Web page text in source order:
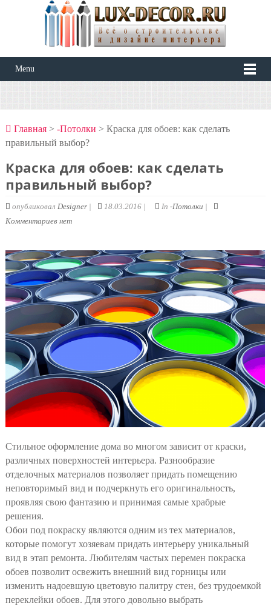
Menu
Главная> -Потолки > Краска для обоев: как сделать
правильный выбор?
Краска для обоев: как сделать
правильный выбор?
опубликовал Designer| 18.03.2016 | In -Потолки |
Комментариев нет
Стильное оформление дома во многом зависит от краски,
различных поверхностей интерьера. Разнообразие
отделочных материалов позволяет придать помещению
неповторимый вид и подчеркнуть его оригинальность,
проявляя свою фантазию и принимая самые храбрые
решения.
Обои под покраску являются одним из тех материалов,
которые помогут хозяевам придать интерьеру уникальный
вид в этап ремонта. Любителям частых перемен покраска
обоев позволит освежить внешний вид горницы или
изменить надоевшую цветовую палитру стен, без трудоемкой
переклейки обоев. Для этого довольно выбрать